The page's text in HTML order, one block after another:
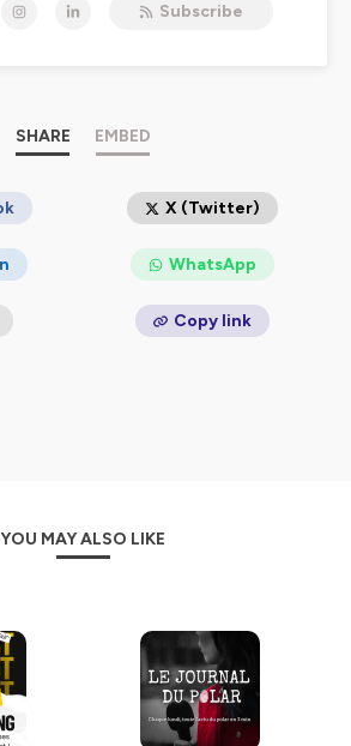
Subscribe
SHARE EMBED
X (Twitter)
WhatsApp
Copy link
YOU MAY ALSO LIKE